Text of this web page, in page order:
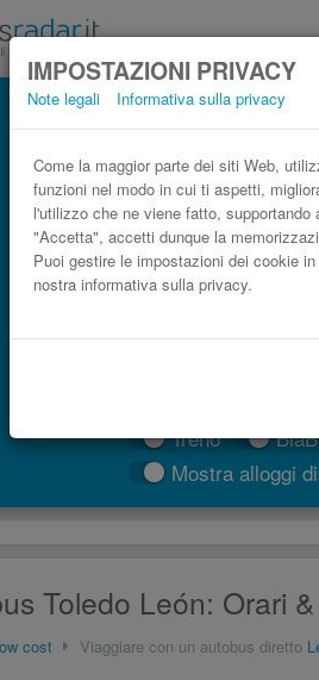
IMPOSTAZIONI PRIVACY
Note legali Informativa sulla privacy
Come la maggior parte dei siti Web,
funzioni nel modo in cui ti aspetti,
l'utilizzo che ne viene fatto,
"Accetta", accetti dunque la
Puoi gestire le impostazioni dei cookie
nostra informativa sulla privacy.
Autobus
Treno
Mostra alloggi
Toledo León: Orari
cost Viaggiare con un autobus diretto